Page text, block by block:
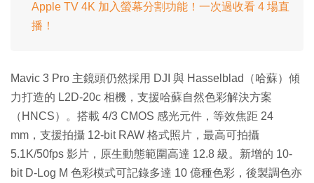
Apple TV 4K 加入螢幕分割功能！一次過收看 4 場直
播！
Mavic 3 Pro 主鏡頭仍然採用 DJI 與 Hasselblad（哈蘇）傾
力打造的 L2D-20c 相機，支援哈蘇自然色彩解決方案
（HNCS）。搭載 4/3 CMOS 感光元件，等效焦距 24
mm，支援拍攝 12-bit RAW 格式照片，最高可拍攝
5.1K/50fps 影片，原生動態範圍高達 12.8 級。新增的 10-
bit D-Log M 色彩模式可記錄多達 10 億種色彩，後製調色亦